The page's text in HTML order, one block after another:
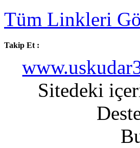
Tüm Linkleri
Takip Et :
Sitedeki